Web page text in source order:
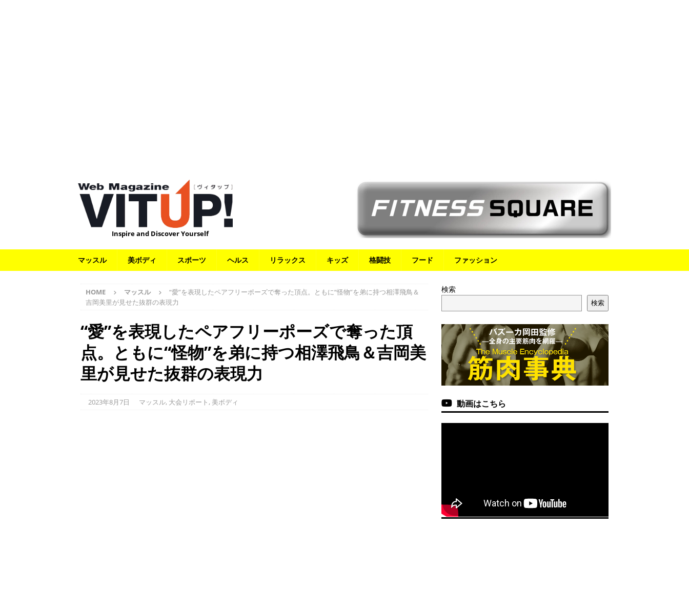
Inspire and Discover Yourself
マッスル 美ボディ スポーツ ヘルス リラックス キッズ 格闘技 フード ファッション
HOME マッスル
“愛”を表現したペアフリーポーズで奪った頂点。ともに“怪物”を弟に持つ相澤飛鳥＆
吉岡美里が見せた抜群の表現力
“愛”を表現したペアフリーポーズで奪った頂
点。ともに“怪物”を弟に持つ相澤飛鳥＆吉岡美
里が見せた抜群の表現力
2023年8月7日 マッスル, 大会リポート, 美ボディ
検索
検索
動画はこちら